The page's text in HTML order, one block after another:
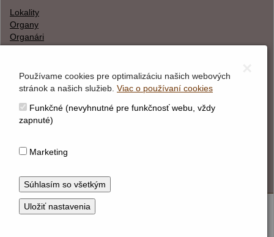
Lokality
Organy
Organári
O webstránke
Správca obsahu
Vyhlásenie o cookies
© Hudobné centrum 2026
Používame cookies pre optimalizáciu našich webových
stránok a našich služieb. Viac o používaní cookies
Funkčné (nevyhnutné pre funkčnosť webu, vždy
zapnuté)
Marketing